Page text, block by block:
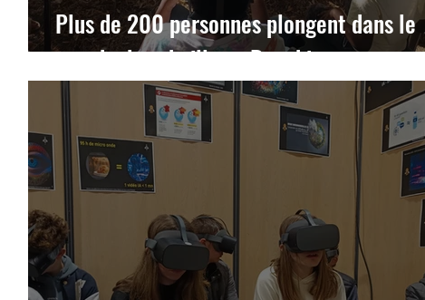
Plus de 200 personnes plongent dans le
monde des abeilles a Ronchin